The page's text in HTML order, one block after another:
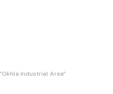
Industrial Area"